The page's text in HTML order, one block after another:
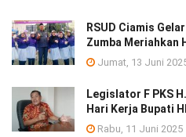
RSUD Ciamis
Zumba Meriahkan
Jumat, 13 Juni
Legislator F PKS
Hari Kerja Bupati
Rabu, 11 Juni 2025